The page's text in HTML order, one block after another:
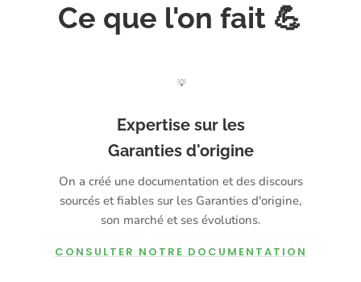
Ce que l'on fait 💪
💡
Expertise sur les
Garanties d'origine
On a créé une documentation et des discours
sourcés et fiables sur les Garanties d'origine,
son marché et ses évolutions.
CONSULTER NOTRE DOCUMENTATION